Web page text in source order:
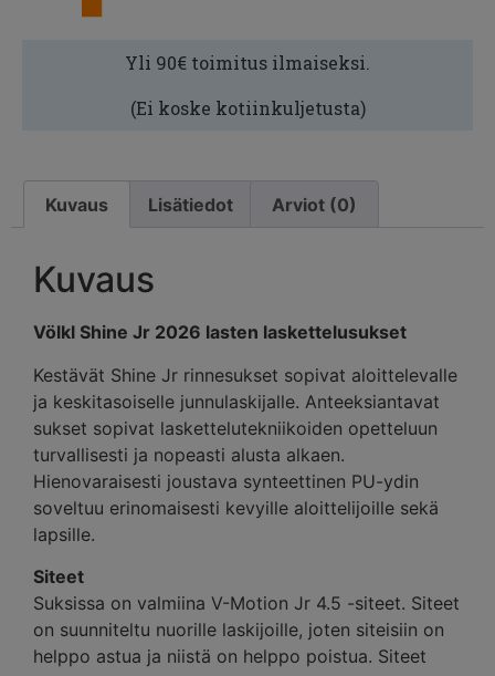
Yli 90€ toimitus ilmaiseksi.
(Ei koske kotiinkuljetusta)
Kuvaus Lisätiedot Arviot (0)
Kuvaus
Völkl Shine Jr 2026 lasten laskettelusukset
Kestävät Shine Jr rinnesukset sopivat aloittelevalle
ja keskitasoiselle junnulaskijalle. Anteeksiantavat
sukset sopivat laskettelutekniikoiden opetteluun
turvallisesti ja nopeasti alusta alkaen.
Hienovaraisesti joustava synteettinen PU-ydin
soveltuu erinomaisesti kevyille aloittelijoille sekä
lapsille.
Siteet
Suksissa on valmiina V-Motion Jr 4.5 -siteet. Siteet
on suunniteltu nuorille laskijoille, joten siteisiin on
helppo astua ja niistä on helppo poistua. Siteet